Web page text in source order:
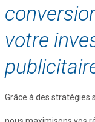
votre
Grâce à des stratégies